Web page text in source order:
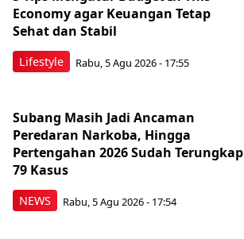
Lifestyle
Economy agar Keuangan Tetap
Sehat dan Stabil
Rabu, 5 Agu 2026 - 17:55
NEWS
Subang Masih Jadi Ancaman
Peredaran Narkoba, Hingga
Pertengahan 2026 Sudah Terungkap
79 Kasus
Rabu, 5 Agu 2026 - 17:54